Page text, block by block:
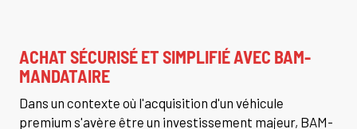
ACHAT SÉCURISÉ ET SIMPLIFIÉ AVEC BAM-
MANDATAIRE
Dans un contexte où l'acquisition d'un véhicule
premium s'avère être un investissement majeur, BAM-